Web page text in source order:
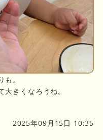
。
きくなろうね。
2025年09月15日 10:35